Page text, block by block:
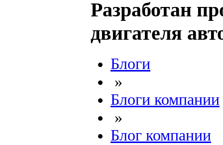
Разработан
двигателя
Блоги
»
Блоги компании
»
Блог компании